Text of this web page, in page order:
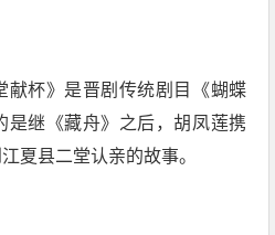
献杯》是晋剧传统剧目《蝴蝶
是继《藏舟》之后，胡凤莲携
夏县二堂认亲的故事。